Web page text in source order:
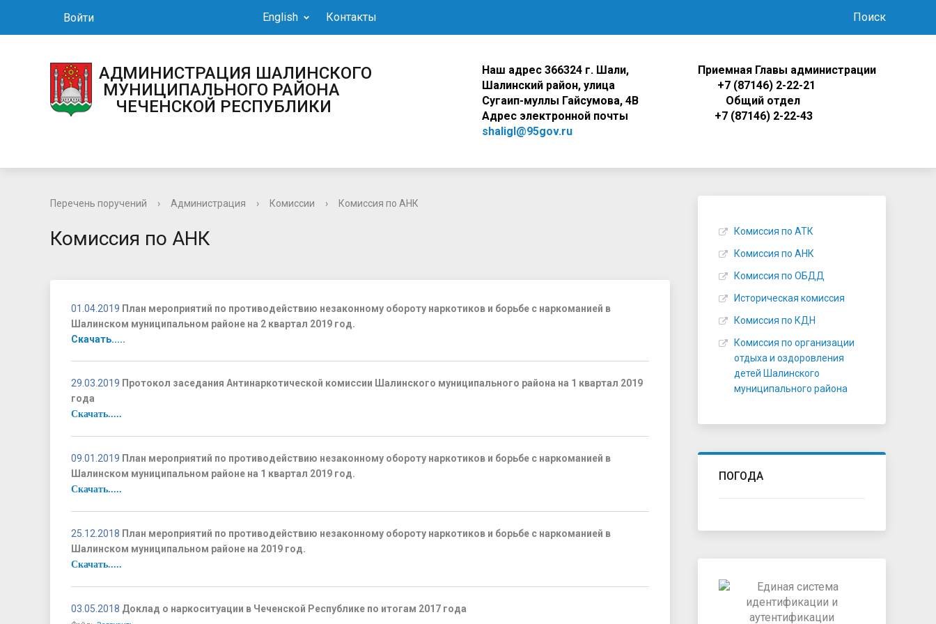
Войти English Контакты Поиск
АДМИНИСТРАЦИЯ ШАЛИНСКОГО
МУНИЦИПАЛЬНОГО РАЙОНА
ЧЕЧЕНСКОЙ РЕСПУБЛИКИ
Наш адрес 366324 г. Шали,
Шалинский район, улица
Сугаип-муллы Гайсумова, 4В
Адрес электронной почты
shaligl@95gov.ru
Приемная Главы администрации
+7 (87146) 2-22-21
Общий отдел
+7 (87146) 2-22-43
Перечень поручений › Администрация › Комиссии › Комиссия по АНК
Комиссия по АНК
01.04.2019 План мероприятий по противодействию незаконному обороту наркотиков и борьбе с наркоманией в
Шалинском муниципальном районе на 2 квартал 2019 год.
Скачать.....
29.03.2019 Протокол заседания Антинаркотической комиссии Шалинского муниципального района на 1 квартал 2019
года
Скачать.....
09.01.2019 План мероприятий по противодействию незаконному обороту наркотиков и борьбе с наркоманией в
Шалинском муниципальном районе на 1 квартал 2019 год.
Скачать.....
25.12.2018 План мероприятий по противодействию незаконному обороту наркотиков и борьбе с наркоманией в
Шалинском муниципальном районе на 2019 год.
Скачать.....
03.05.2018 Доклад о наркоситуации в Чеченской Республике по итогам 2017 года
Комиссия по АТК
Комиссия по АНК
Комиссия по ОБДД
Историческая комиссия
Комиссия по КДН
Комиссия по организации
отдыха и оздоровления
детей Шалинского
муниципального района
ПОГОДА